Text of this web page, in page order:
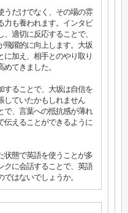
うだけでなく、その場の雰
力も養われます。インタビ
適切に反応することで、
飛躍的に向上します。大坂
に加え、相手とのやり取り
てきました。
することで、大坂は自信を
していたかもしれません
で、言葉への抵抗感が薄れ
伝えることができるように
状態で英語を使うことが多
クに会話することで、英語
はないでしょうか。